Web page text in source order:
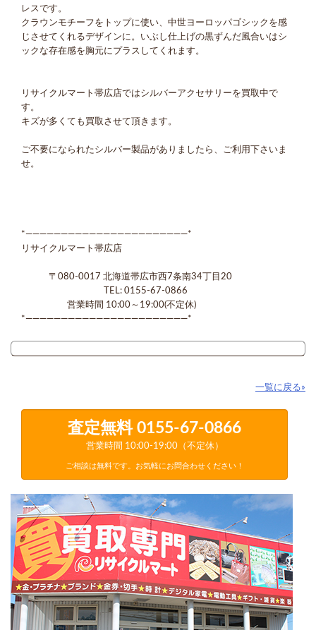
レスです。
クラウンモチーフをトップに使い、中世ヨーロッパゴシックを感
じさせてくれるデザインに。いぶし仕上げの黒ずんだ風合いはシ
ックな存在感を胸元にプラスしてくれます。
リサイクルマート帯広店ではシルバーアクセサリーを買取中で
す。
キズが多くても買取させて頂きます。
ご不要になられたシルバー製品がありましたら、ご利用下さいま
せ。
*―――――――――――――――――――――――*
リサイクルマート帯広店
〒080-0017 北海道帯広市西7条南34丁目20
TEL: 0155-67-0866
営業時間 10:00～19:00(不定休)
*―――――――――――――――――――――――*
一覧に戻る»
査定無料 0155-67-0866
営業時間 10:00-19:00（不定休）
ご相談は無料です。お気軽にお問合わせください！